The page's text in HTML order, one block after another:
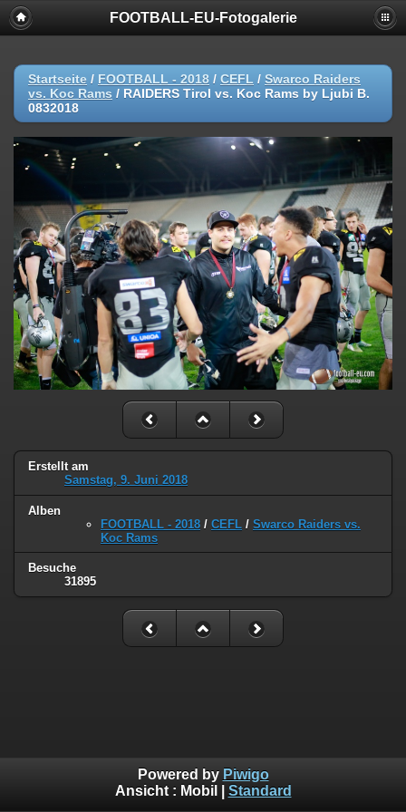
FOOTBALL-EU-Fotogalerie
Startseite / FOOTBALL - 2018 / CEFL / Swarco Raiders
vs. Koc Rams / RAIDERS Tirol vs. Koc Rams by Ljubi B.
0832018
Erstellt am
Samstag, 9. Juni 2018
Alben
FOOTBALL - 2018 / CEFL / Swarco Raiders vs.
Koc Rams
Besuche
31895
Powered by Piwigo
Ansicht : Mobil Standard